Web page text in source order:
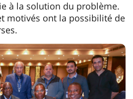
à la solution du problème.
motivés ont la possibilité de